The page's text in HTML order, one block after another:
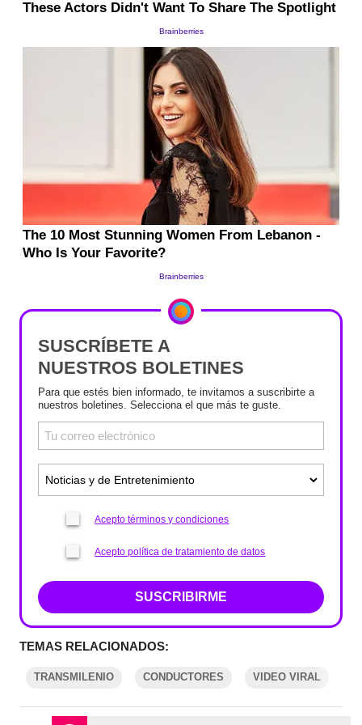
SUSCRÍBETE A
NUESTROS BOLETINES
Para que estés bien informado, te invitamos a suscribirte a
nuestros boletines. Selecciona el que más te guste.
Acepto términos y condiciones
Acepto política de tratamiento de datos
SUSCRIBIRME
TEMAS RELACIONADOS:
TRANSMILENIO CONDUCTORES VIDEO VIRAL